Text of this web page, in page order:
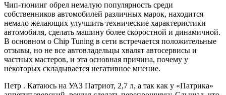
Чип-тюнинг обрел немалую популярность среди
собственников автомобилей различных марок, находится
немало желающих улучшить технические характеристики
автомобиля, сделать машину более скоростной и динамичной.
В основном о Chip Tuning в сети встречается положительные
отзывы, но не все автовладельцы хвалят автосервисы и
частных мастеров, и эта основная причина, почему у
некоторых складывается негативное мнение.
Петр . Катаюсь на УАЗ Патриот, 2,7 л, а так как у «Патрика»